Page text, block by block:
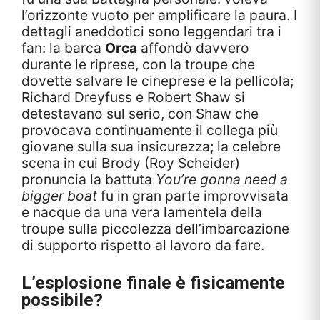
l’orizzonte vuoto per amplificare la paura. I
dettagli aneddotici sono leggendari tra i
fan: la barca Orca affondò davvero
durante le riprese, con la troupe che
dovette salvare le cineprese e la pellicola;
Richard Dreyfuss e Robert Shaw si
detestavano sul serio, con Shaw che
provocava continuamente il collega più
giovane sulla sua insicurezza; la celebre
scena in cui Brody (Roy Scheider)
pronuncia la battuta You’re gonna need a
bigger boat fu in gran parte improvvisata
e nacque da una vera lamentela della
troupe sulla piccolezza dell’imbarcazione
di supporto rispetto al lavoro da fare.
L’esplosione finale è fisicamente
possibile?